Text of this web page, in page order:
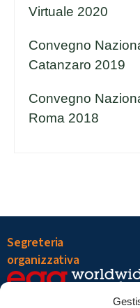
Virtuale 2020
Convegno
Catanzaro 2019
Convegno
Roma 2018
Segreteria
organizzativa